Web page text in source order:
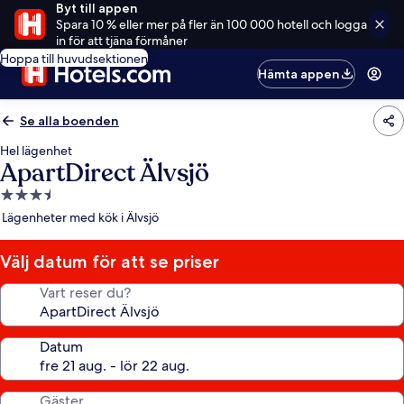
Byt till appen
Spara 10 % eller mer på fler än 100 000 hotell och logga
in för att tjäna förmåner
Hoppa till huvudsektionen
Hämta appen
Se alla boenden
Hel lägenhet
ApartDirect Älvsjö
3.5-
stjärnigt
Lägenheter med kök i Älvsjö
Välj datum för att se priser
Vart reser du?
Datum